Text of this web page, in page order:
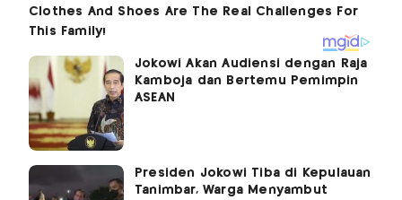
Jokowi Akan Audiensi dengan Raja
Kamboja dan Bertemu Pemimpin
ASEAN
Presiden Jokowi Tiba di Kepulauan
Tanimbar, Warga Menyambut